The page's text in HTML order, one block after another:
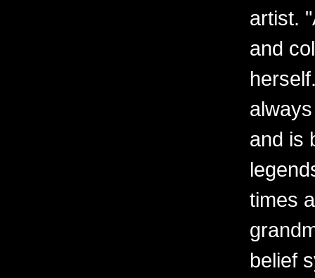
artist.
and
and is
times
belief